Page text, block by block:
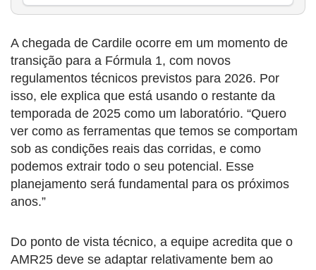
A chegada de Cardile ocorre em um momento de
transição para a Fórmula 1, com novos
regulamentos técnicos previstos para 2026. Por
isso, ele explica que está usando o restante da
temporada de 2025 como um laboratório. “Quero
ver como as ferramentas que temos se comportam
sob as condições reais das corridas, e como
podemos extrair todo o seu potencial. Esse
planejamento será fundamental para os próximos
anos.”
Do ponto de vista técnico, a equipe acredita que o
AMR25 deve se adaptar relativamente bem ao